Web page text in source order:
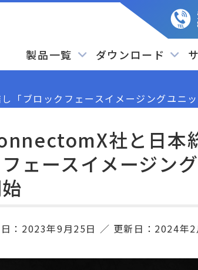
製品一覧 ダウンロード
「ブロックフェースイメージングユニ
社と日本
ェースイメージン
： 2023年9月25日 更新日： 2024年2